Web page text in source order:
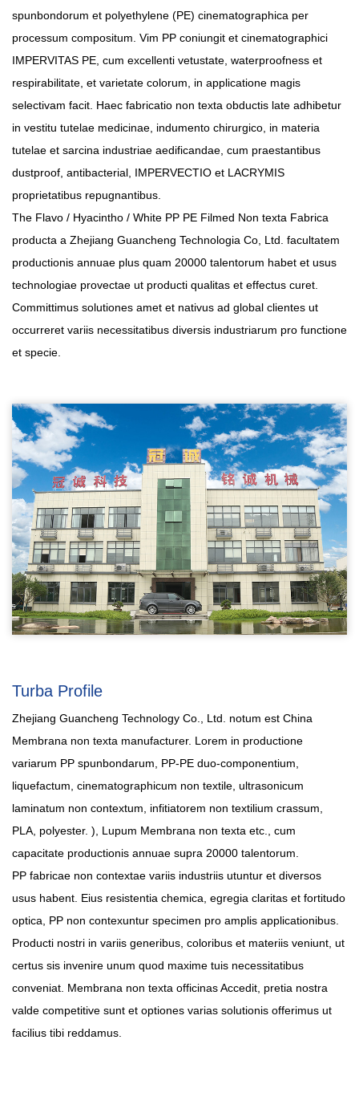
spunbondorum et polyethylene (PE) cinematographica per
processum compositum. Vim PP coniungit et cinematographici
IMPERVITAS PE, cum excellenti vetustate, waterproofness et
respirabilitate, et varietate colorum, in applicatione magis
selectivam facit. Haec fabricatio non texta obductis late adhibetur
in vestitu tutelae medicinae, indumento chirurgico, in materia
tutelae et sarcina industriae aedificandae, cum praestantibus
dustproof, antibacterial, IMPERVECTIO et LACRYMIS
proprietatibus repugnantibus.
The Flavo / Hyacintho / White PP PE Filmed Non texta Fabrica
producta a Zhejiang Guancheng Technologia Co, Ltd. facultatem
productionis annuae plus quam 20000 talentorum habet et usus
technologiae provectae ut producti qualitas et effectus curet.
Committimus solutiones amet et nativus ad global clientes ut
occurreret variis necessitatibus diversis industriarum pro functione
et specie.
Turba Profile
Zhejiang Guancheng Technology Co., Ltd. notum est China
Membrana non texta manufacturer. Lorem in productione
variarum PP spunbondarum, PP-PE duo-componentium,
liquefactum, cinematographicum non textile, ultrasonicum
laminatum non contextum, infitiatorem non textilium crassum,
PLA, polyester. ), Lupum Membrana non texta etc., cum
capacitate productionis annuae supra 20000 talentorum.
PP fabricae non contextae variis industriis utuntur et diversos
usus habent. Eius resistentia chemica, egregia claritas et fortitudo
optica, PP non contexuntur specimen pro amplis applicationibus.
Producti nostri in variis generibus, coloribus et materiis veniunt, ut
certus sis invenire unum quod maxime tuis necessitatibus
conveniat. Membrana non texta officinasAccedit, pretia nostra
valde competitive sunt et optiones varias solutionis offerimus ut
facilius tibi reddamus.